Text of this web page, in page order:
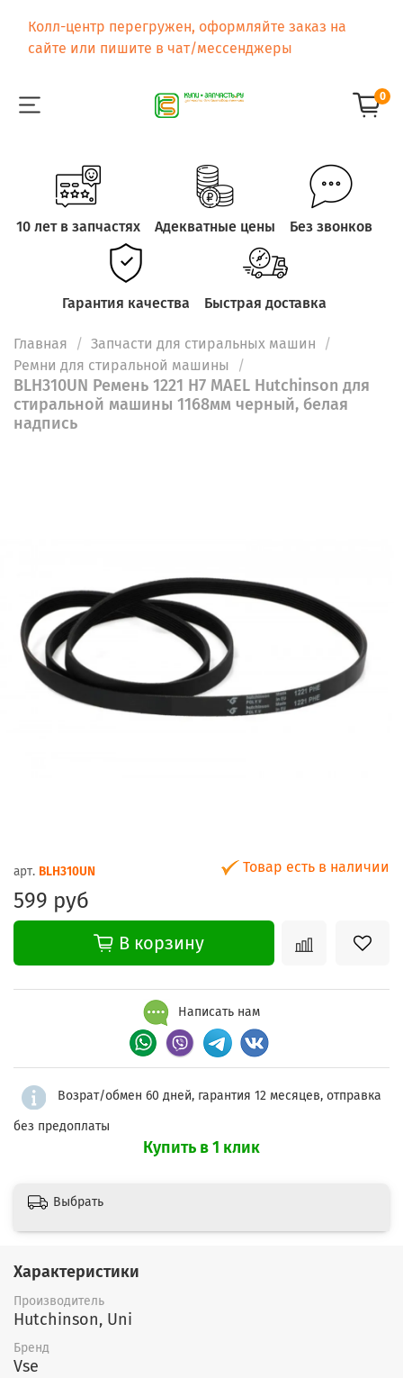
Колл-центр перегружен, оформляйте заказ на
сайте или пишите в чат/мессенджеры
0
10 лет в запчастях Адекватные цены Без звонков
Гарантия качества Быстрая доставка
Главная
Запчасти для стиральных машин
Ремни для стиральной машины
BLH310UN Ремень 1221 H7 MAEL Hutchinson для
стиральной машины 1168мм черный, белая
надпись
арт. BLH310UN Товар есть в наличии
599 руб
В корзину
Написать нам
Возрат/обмен 60 дней, гарантия 12 месяцев, отправка
без предоплаты
Купить в 1 клик
Выбрать
Характеристики
Производитель
Hutchinson, Uni
Бренд
Vse